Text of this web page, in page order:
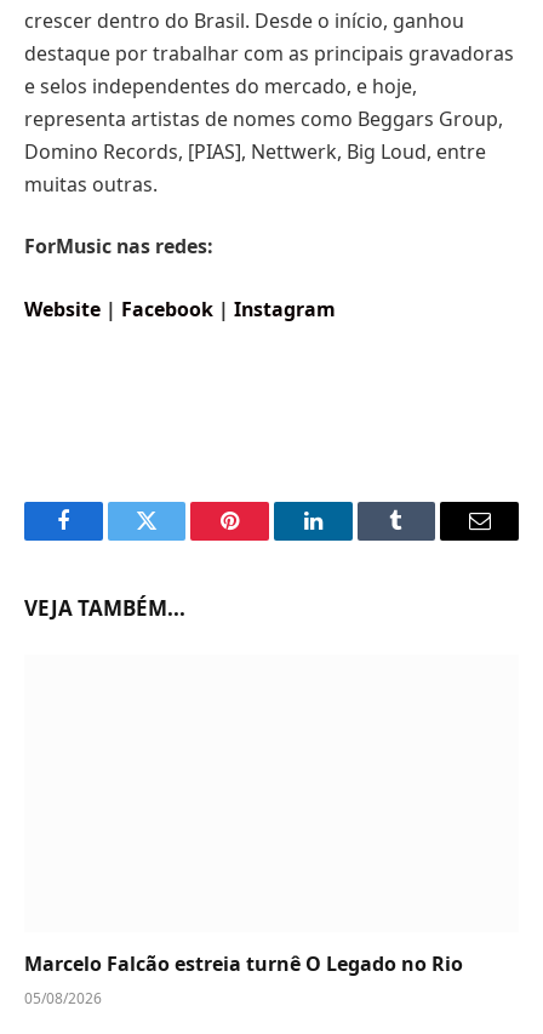
crescer dentro do Brasil. Desde o início, ganhou
destaque por trabalhar com as principais gravadoras
e selos independentes do mercado, e hoje,
representa artistas de nomes como Beggars Group,
Domino Records, [PIAS], Nettwerk, Big Loud, entre
muitas outras.
ForMusic nas redes:
Website | Facebook | Instagram
FacebookTwitter Pinterest LinkedInTumblr Email
VEJA TAMBÉM...
Marcelo Falcão estreia turnê O Legado no Rio
05/08/2026